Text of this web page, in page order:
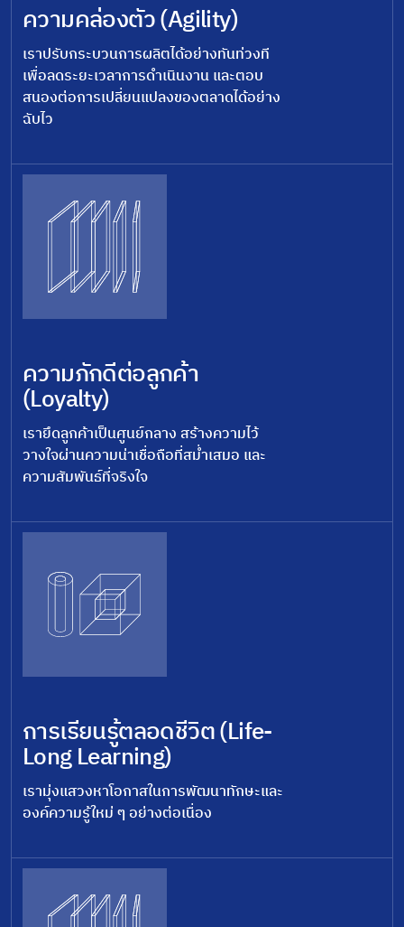
ความคล่องตัว (Agility)
เราปรับกระบวนการผลิตได้อย่างทันท่วงที
เพื่อลดระยะเวลาการดำเนินงาน และตอบ
สนองต่อการเปลี่ยนแปลงของตลาดได้อย่าง
ฉับไว
ความภักดีต่อลูกค้า
(Loyalty)
เรายึดลูกค้าเป็นศูนย์กลาง สร้างความไว้
วางใจผ่านความน่าเชื่อถือที่สม่ำเสมอ และ
ความสัมพันธ์ที่จริงใจ
การเรียนรู้ตลอดชีวิต (Life-
Long Learning)
เรามุ่งแสวงหาโอกาสในการพัฒนาทักษะและ
องค์ความรู้ใหม่ ๆ อย่างต่อเนื่อง